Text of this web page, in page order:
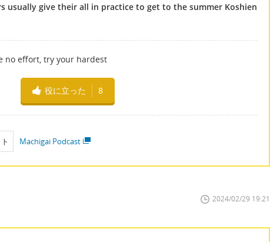
usually give their all in practice to get to the summer Koshien
no effort, try your hardest
役に立った 8
Machigai Podcast
2024/02/29 19:21